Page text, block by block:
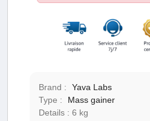
des résultats rapides, une
exceptionnelle
Brand :
Yava Labs
Type :
Mass gainer
Details :
6 kg